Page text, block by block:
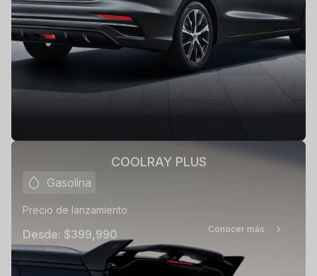
COOLRAY PLUS
Gasolina
Precio de lanzamiento
Desde: $399,990 Conocer más